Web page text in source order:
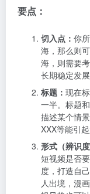
要点：
切入点： 你
海，那么则
海，则需要
长期稳定发
标题： 现在
一半。标题
描述某个情
XXX等能引起
形式（辨识度
短视频是否
度，打造自
人出境，漫